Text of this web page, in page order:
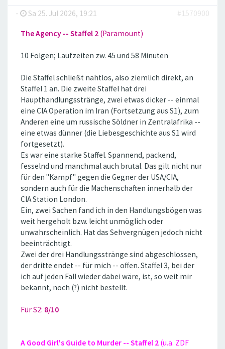
-
Sa 25. Jul 2026, 19:21 #1570900
The Agency -- Staffel 2 (Paramount)
10 Folgen; Laufzeiten zw. 45 und 58 Minuten
Die Staffel schließt nahtlos, also ziemlich direkt, an
Staffel 1 an. Die zweite Staffel hat drei
Haupthandlungsstränge, zwei etwas dicker -- einmal
eine CIA Operation im Iran (Fortsetzung aus S1), zum
Anderen eine um russische Söldner in Zentralafrika --
eine etwas dünner (die Liebesgeschichte aus S1 wird
fortgesetzt).
Es war eine starke Staffel. Spannend, packend,
fesselnd und manchmal auch brutal. Das gilt nicht nur
für den ''Kampf'' gegen die Gegner der USA/CIA,
sondern auch für die Machenschaften innerhalb der
CIA Station London.
Ein, zwei Sachen fand ich in den Handlungsbögen was
weit hergeholt bzw. leicht unmöglich oder
unwahrscheinlich. Hat das Sehvergnügen jedoch nicht
beeinträchtigt.
Zwei der drei Handlungsstränge sind abgeschlossen,
der dritte endet -- für mich -- offen. Staffel 3, bei der
ich auf jeden Fall wieder dabei wäre, ist, so weit mir
bekannt, noch (?) nicht bestellt.
Für S2: 8/10
A Good Girl's Guide to Murder -- Staffel 2 (u.a. ZDF